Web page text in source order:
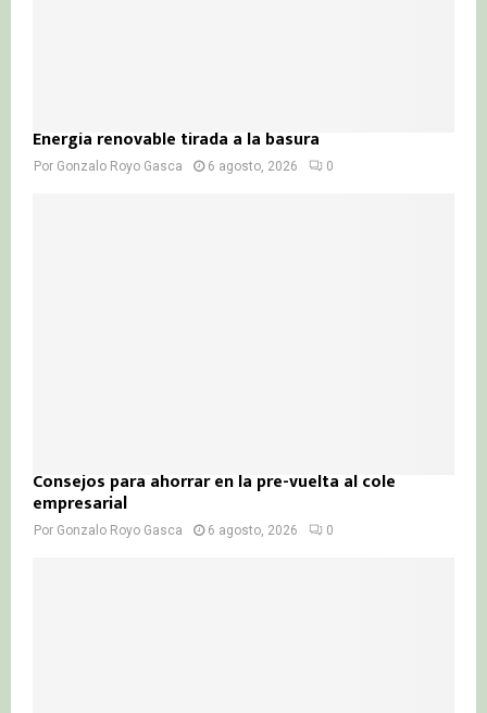
Energía renovable tirada a la basura
Por Gonzalo Royo Gasca 6 agosto, 2026 0
Consejos para ahorrar en la pre-vuelta al cole
empresarial
Por Gonzalo Royo Gasca 6 agosto, 2026 0